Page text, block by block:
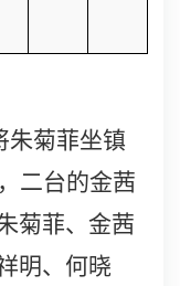
朱菊菲坐镇
二台的金茜
菊菲、金茜
明、何晓